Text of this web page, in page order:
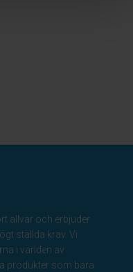
allvar och erbjuder
ställda krav. Vi
i världen av
produkter som bara